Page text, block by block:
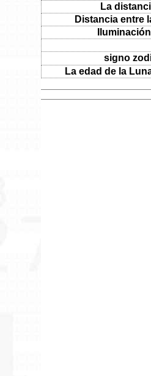
La
Distancia entre
signo
La edad de la